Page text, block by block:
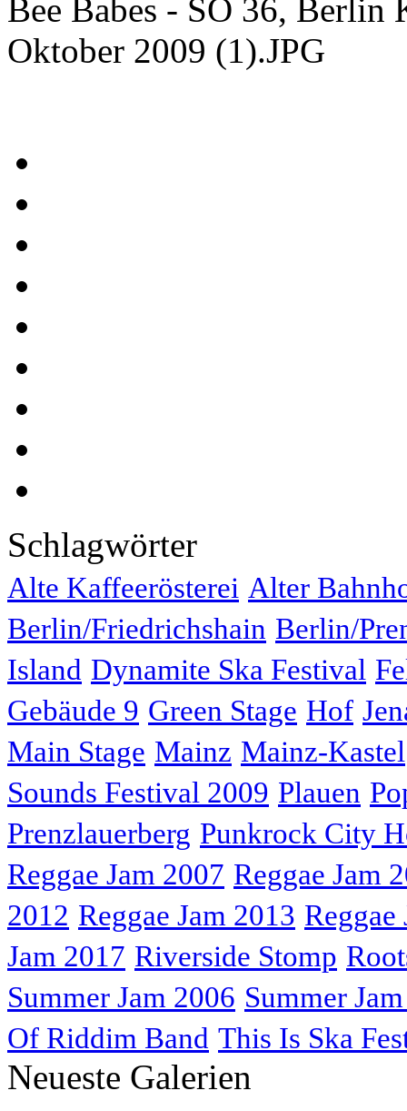
Schlagwörter
Alte Kaffeerösterei Alter
Berlin/Friedrichshain Berlin/
Island Dynamite Ska Festival
Gebäude 9 Green Stage Hof
Main Stage Mainz Mainz-Kastel
Sounds Festival 2009 Plauen
Prenzlauerberg Punkrock City
Reggae Jam 2007 Reggae Jam
2012 Reggae Jam 2013 Reggae
Jam 2017 Riverside Stomp
Summer Jam 2006 Summer
Of Riddim Band This Is Ska
Neueste Galerien